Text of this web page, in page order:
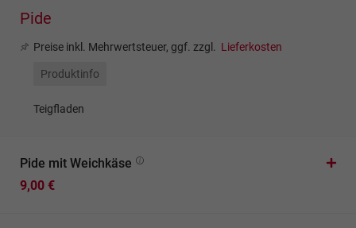
Pide
Preise inkl. Mehrwertsteuer, ggf. zzgl. Lieferkosten
Produktinfo
Teigfladen
Pide mit Weichkäse
9,00 €